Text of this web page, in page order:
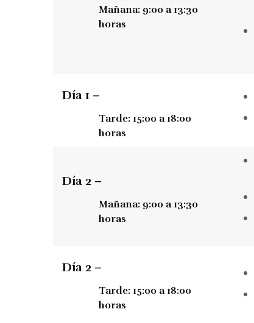
Mañana: 9:00 a 13:30
horas
Día 1 –
Tarde: 15:00 a 18:00
horas
Día 2 –
Mañana: 9:00 a 13:30
horas
Día 2 –
Tarde: 15:00 a 18:00
horas